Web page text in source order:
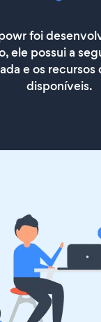
foi
ele possui a
e os
disponíveis.